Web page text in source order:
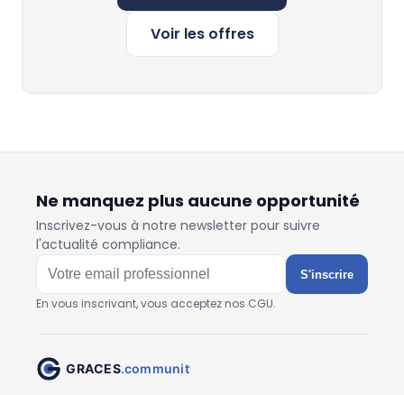
Voir les offres
Ne manquez plus aucune opportunité
Inscrivez-vous à notre newsletter pour suivre
l'actualité compliance.
S'inscrire
En vous inscrivant, vous acceptez nos CGU.